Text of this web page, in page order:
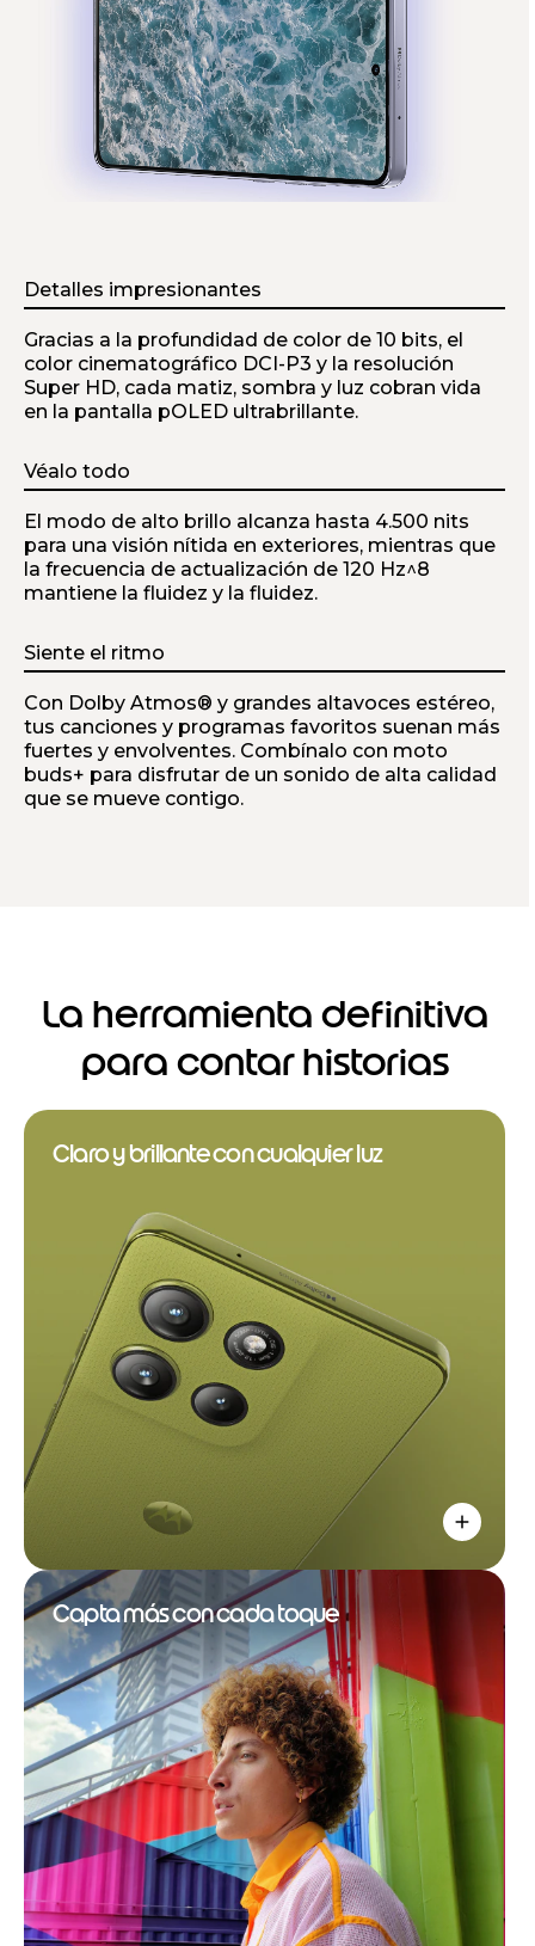
Detalles impresionantes
Gracias a la profundidad de color de 10 bits, el
color cinematográfico DCI-P3 y la resolución
Super HD, cada matiz, sombra y luz cobran vida
en la pantalla pOLED ultrabrillante.
Véalo todo
El modo de alto brillo alcanza hasta 4.500 nits
para una visión nítida en exteriores, mientras que
la frecuencia de actualización de 120 Hz^8
mantiene la fluidez y la fluidez.
Siente el ritmo
Con Dolby Atmos® y grandes altavoces estéreo,
tus canciones y programas favoritos suenan más
fuertes y envolventes. Combínalo con moto
buds+ para disfrutar de un sonido de alta calidad
que se mueve contigo.
La herramienta definitiva
para contar historias
Claro y brillante con cualquier luz
Capta más con cada toque